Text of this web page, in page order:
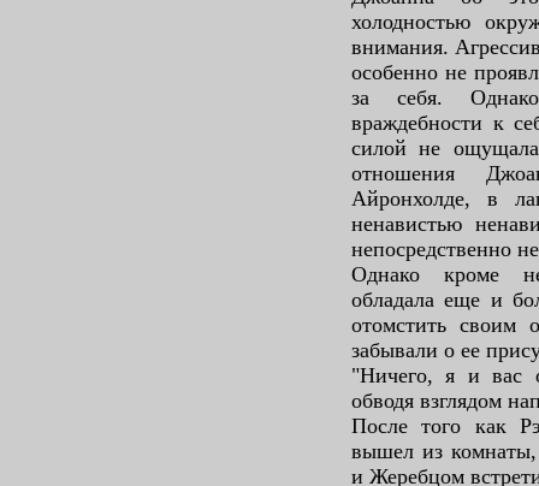
холодностью
внимания.
особенно не
за себя.
враждебности к
силой не
отношения
Айронхолде, в
ненавистью
непосредственно
Однако кроме
обладала еще и
отомстить своим
забывали о ее
"Ничего, я и вас
обводя взглядом
После того как
вышел из
и Жеребцом